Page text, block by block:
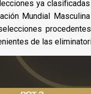
ya
Mundial
de las